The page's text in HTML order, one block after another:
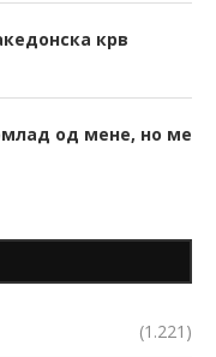
крв
од мене, но ме
(1.221)